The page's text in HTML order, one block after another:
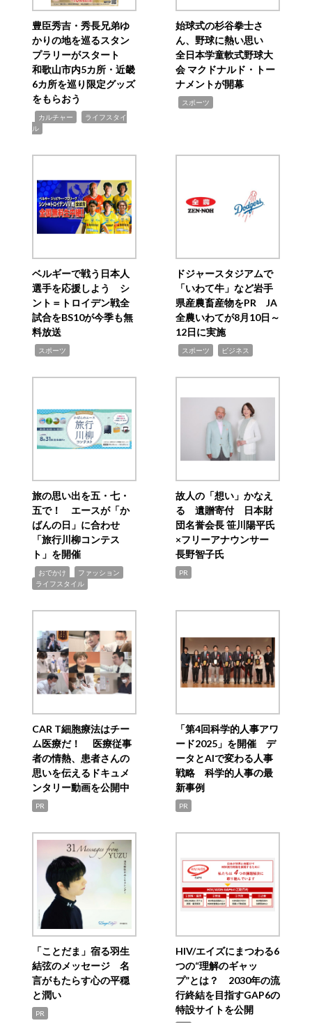
豊臣秀吉・秀長兄弟ゆ
かりの地を巡るスタン
プラリーがスタート
和歌山市内5カ所・近畿
6カ所を巡り限定グッズ
をもらおう
カルチャー
ライフスタイ
ル
始球式の杉谷拳士さ
ん、野球に熱い思い
全日本学童軟式野球大
会 マクドナルド・トー
ナメントが開幕
スポーツ
ベルギーで戦う日本人
選手を応援しよう シ
ント＝トロイデン戦全
試合をBS10が今季も無
料放送
スポーツ
ドジャースタジアムで
「いわて牛」など岩手
県産農畜産物をPR JA
全農いわてが8月10日～
12日に実施
スポーツ ビジネス
旅の思い出を五・七・
五で！ エースが「か
ばんの日」に合わせ
「旅行川柳コンテス
ト」を開催
おでかけ ファッション
ライフスタイル
故人の「想い」かなえ
る 遺贈寄付 日本財
団名誉会長 笹川陽平氏
×フリーアナウンサー
長野智子氏
PR
CAR T細胞療法はチー
ム医療だ！ 医療従事
者の情熱、患者さんの
思いを伝えるドキュメ
ンタリー動画を公開中
PR
「第4回科学的人事アワ
ード2025」を開催 デ
ータとAIで変わる人事
戦略 科学的人事の最
新事例
PR
「ことだま」宿る羽生
結弦のメッセージ 名
言がもたらす心の平穏
と潤い
PR
HIV/エイズにまつわる6
つの“理解のギャッ
プ”とは？ 2030年の流
行終結を目指すGAP6の
特設サイトを公開